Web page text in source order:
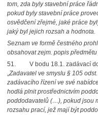
tom, zda byly stavební práce
pokud byly stavební práce
osvědčení zřejmé, jaké práce
jaký byl jejich rozsah a hodnota.
Seznam ve formě čestného
obsahovat zejm. popis
51. V bodu 18.1. zadávací
„Zadavatel ve smyslu § 105
zadávacího řízení ve své
hodlá plnit prostřednictvím
poddodavatelů (…), pokud jsou
rozsahu prací, jež mají být